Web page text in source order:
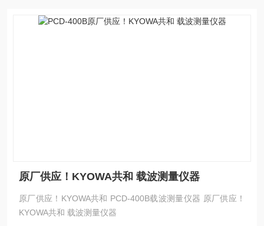
原厂供应！KYOWA共和 载波测量仪器
原厂供应！KYOWA共和 PCD-400B载波测量仪器 原厂供应！
KYOWA共和 载波测量仪器